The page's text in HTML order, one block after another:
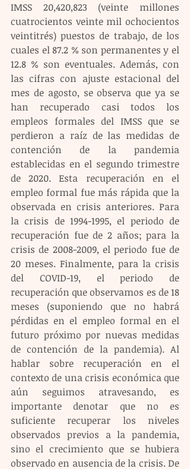
IMSS 20,420,823 (veinte millones
cuatrocientos veinte mil ochocientos
veintitrés) puestos de trabajo, de los
cuales el 87.2 % son permanentes y el
12.8 % son eventuales. Además, con
las cifras con ajuste estacional del
mes de agosto, se observa que ya se
han recuperado casi todos los
empleos formales del IMSS que se
perdieron a raíz de las medidas de
contención de la pandemia
establecidas en el segundo trimestre
de 2020. Esta recuperación en el
empleo formal fue más rápida que la
observada en crisis anteriores. Para
la crisis de 1994-1995, el periodo de
recuperación fue de 2 años; para la
crisis de 2008-2009, el periodo fue de
20 meses. Finalmente, para la crisis
del COVID-19, el periodo de
recuperación que observamos es de 18
meses (suponiendo que no habrá
pérdidas en el empleo formal en el
futuro próximo por nuevas medidas
de contención de la pandemia). Al
hablar sobre recuperación en el
contexto de una crisis económica que
aún seguimos atravesando, es
importante denotar que no es
suficiente recuperar los niveles
observados previos a la pandemia,
sino el crecimiento que se hubiera
observado en ausencia de la crisis. De